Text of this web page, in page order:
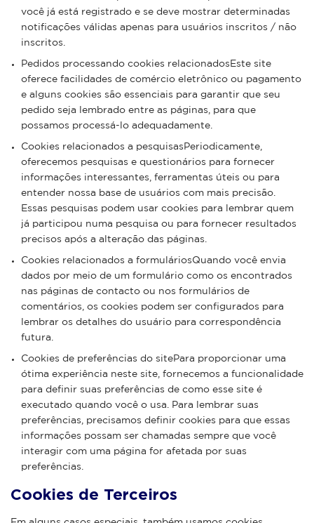
você já está registrado e se deve mostrar determinadas
notificações válidas apenas para usuários inscritos / não
inscritos.
Pedidos processando cookies relacionadosEste site
oferece facilidades de comércio eletrônico ou pagamento
e alguns cookies são essenciais para garantir que seu
pedido seja lembrado entre as páginas, para que
possamos processá-lo adequadamente.
Cookies relacionados a pesquisasPeriodicamente,
oferecemos pesquisas e questionários para fornecer
informações interessantes, ferramentas úteis ou para
entender nossa base de usuários com mais precisão.
Essas pesquisas podem usar cookies para lembrar quem
já participou numa pesquisa ou para fornecer resultados
precisos após a alteração das páginas.
Cookies relacionados a formuláriosQuando você envia
dados por meio de um formulário como os encontrados
nas páginas de contacto ou nos formulários de
comentários, os cookies podem ser configurados para
lembrar os detalhes do usuário para correspondência
futura.
Cookies de preferências do sitePara proporcionar uma
ótima experiência neste site, fornecemos a funcionalidade
para definir suas preferências de como esse site é
executado quando você o usa. Para lembrar suas
preferências, precisamos definir cookies para que essas
informações possam ser chamadas sempre que você
interagir com uma página for afetada por suas
preferências.
Cookies de Terceiros